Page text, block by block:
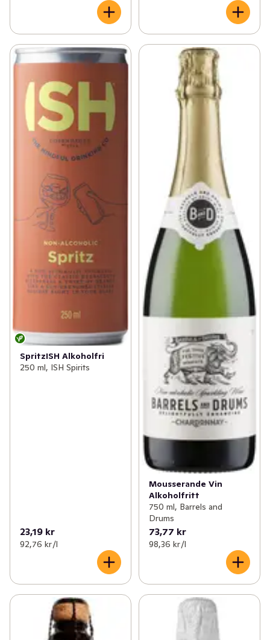
SpritzISH Alkoholfri
250 ml, ISH Spirits
23,19 kr
92,76 kr /l
Mousserande Vin
Alkoholfritt
750 ml, Barrels and
Drums
73,77 kr
98,36 kr /l